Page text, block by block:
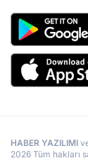
Ağustos 2023
yeni bir adım
sınırlayarak
Birleşik Krallık
HABER YAZILIMI
2026 Tüm hakları